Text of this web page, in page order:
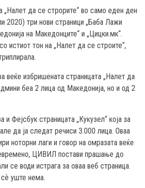
„Налет да се строрите“ во само еден ден
2020) три нови страници „Баба Лажи
на Македонците“ и „Цицки.мк“.
истиот тон на „Налет да се строите“,
веќе избришената страницата „Налет да
беа 2 лица од Македонија, но и од 2
и Фејсбук страницата „Кукузел“ која за
да ја следат речиси 3.000 лица. Оваа
ноторни лаги и говор на омразата веќе
ЦИВИЛ постави прашање до
се води истрага за оваа веб страница.
уште нема.